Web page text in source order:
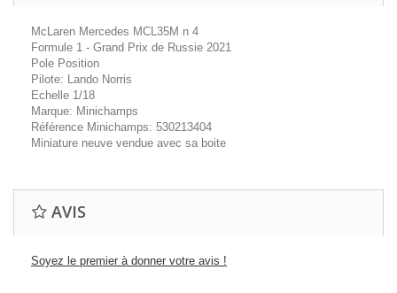
McLaren Mercedes MCL35M n 4
Formule 1 - Grand Prix de Russie 2021
Pole Position
Pilote: Lando Norris
Echelle 1/18
Marque: Minichamps
Référence Minichamps: 530213404
Miniature neuve vendue avec sa boite
AVIS
Soyez le premier à donner votre avis !